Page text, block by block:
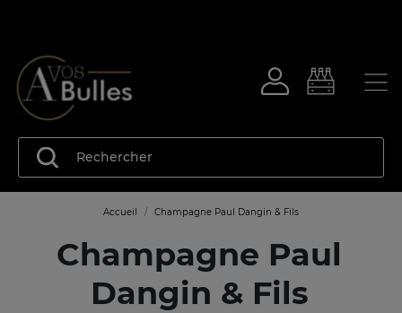
Accueil Champagne Paul Dangin & Fils
Champagne Paul
Dangin & Fils